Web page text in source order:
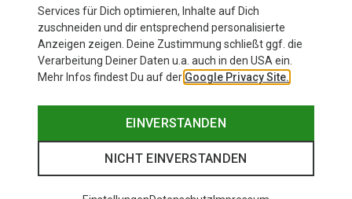
Andere Kunden kauften auch
Services für Dich optimieren, Inhalte auf Dich
zuschneiden und dir entsprechend personalisierte
Anzeigen zeigen. Deine Zustimmung schließt ggf. die
Verarbeitung Deiner Daten u.a. auch in den USA ein.
Mehr Infos findest Du auf der Google Privacy Site.
EINVERSTANDEN
NICHT EINVERSTANDEN